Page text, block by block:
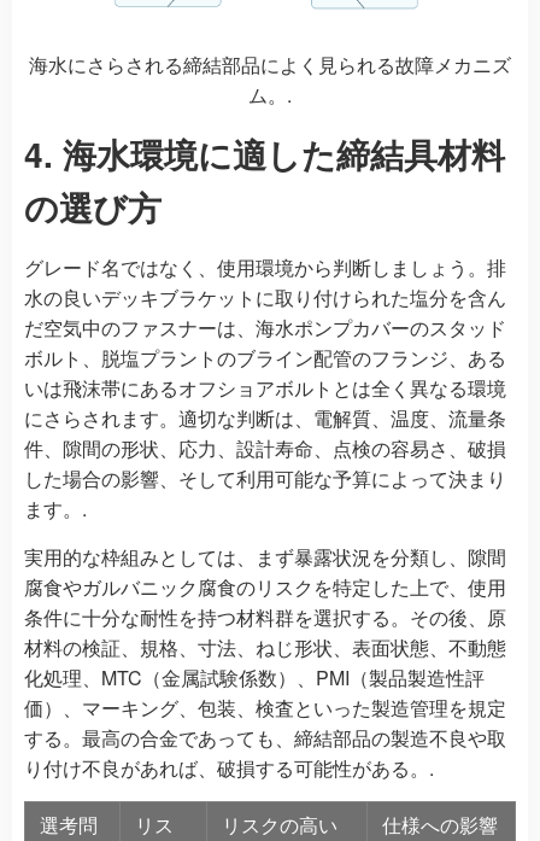
海水にさらされる締結部品によく見られる故障メカニズ
ム。.
4. 海水環境に適した締結具材料
の選び方
グレード名ではなく、使用環境から判断しましょう。排
水の良いデッキブラケットに取り付けられた塩分を含ん
だ空気中のファスナーは、海水ポンプカバーのスタッド
ボルト、脱塩プラントのブライン配管のフランジ、ある
いは飛沫帯にあるオフショアボルトとは全く異なる環境
にさらされます。適切な判断は、電解質、温度、流量条
件、隙間の形状、応力、設計寿命、点検の容易さ、破損
した場合の影響、そして利用可能な予算によって決まり
ます。.
実用的な枠組みとしては、まず暴露状況を分類し、隙間
腐食やガルバニック腐食のリスクを特定した上で、使用
条件に十分な耐性を持つ材料群を選択する。その後、原
材料の検証、規格、寸法、ねじ形状、表面状態、不動態
化処理、MTC（金属試験係数）、PMI（製品製造性評
価）、マーキング、包装、検査といった製造管理を規定
する。最高の合金であっても、締結部品の製造不良や取
り付け不良があれば、破損する可能性がある。.
選考問
リス
リスクの高い
仕様への影響